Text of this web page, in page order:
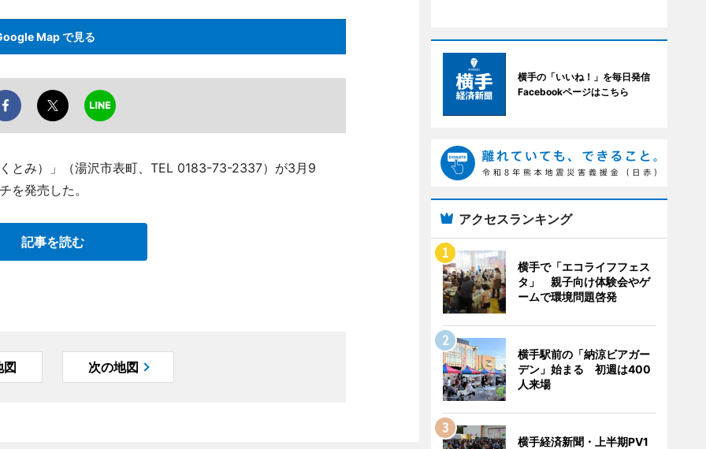
Map で見る
とみ）」（湯沢市表町、TEL 0183-73-2337）が3月9
を発売した。
記事を読む
図 次の地図
横手の「いいね！」を毎日発信
Facebookページはこちら
アクセスランキング
横手で「エコライフフェス
タ」 親子向け体験会やゲ
ームで環境問題啓発
横手駅前の「納涼ビアガー
デン」始まる 初週は400
人来場
横手経済新聞・上半期PV1